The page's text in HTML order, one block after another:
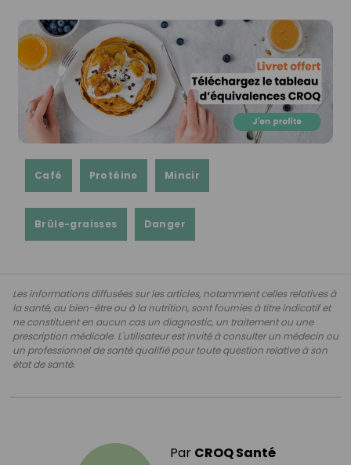
Café Protéine Mincir
Brûle-graisses Danger
Les informations diffusées sur les articles, notamment celles relatives à
la santé, au bien-être ou à la nutrition, sont fournies à titre indicatif et
ne constituent en aucun cas un diagnostic, un traitement ou une
prescription médicale. L'utilisateur est invité à consulter un médecin ou
un professionnel de santé qualifié pour toute question relative à son
état de santé.
Par CROQ Santé